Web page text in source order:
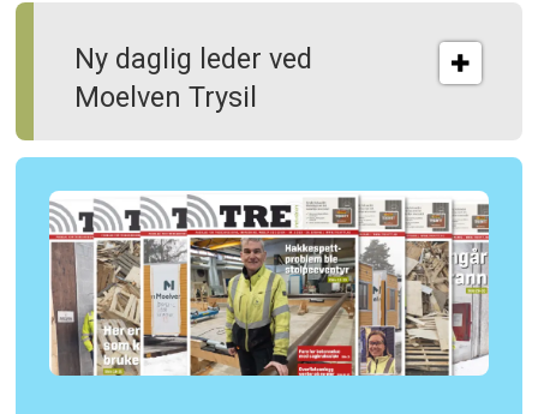
Ny daglig leder ved
Moelven Trysil